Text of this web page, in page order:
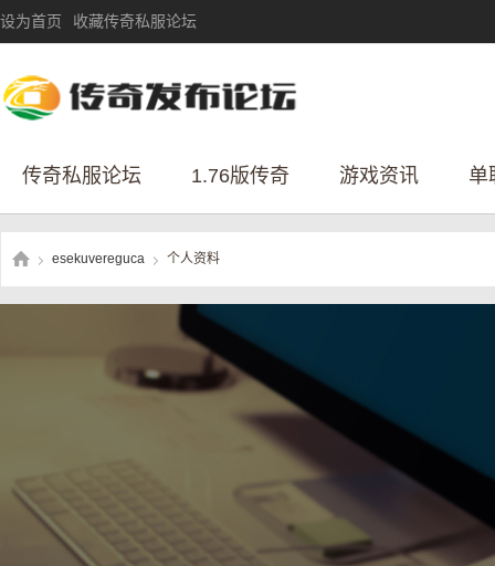
设为首页 收藏传奇私服论坛
传奇私服论坛 1.76版传奇 游戏资讯 单
esekuvereguca 个人资料